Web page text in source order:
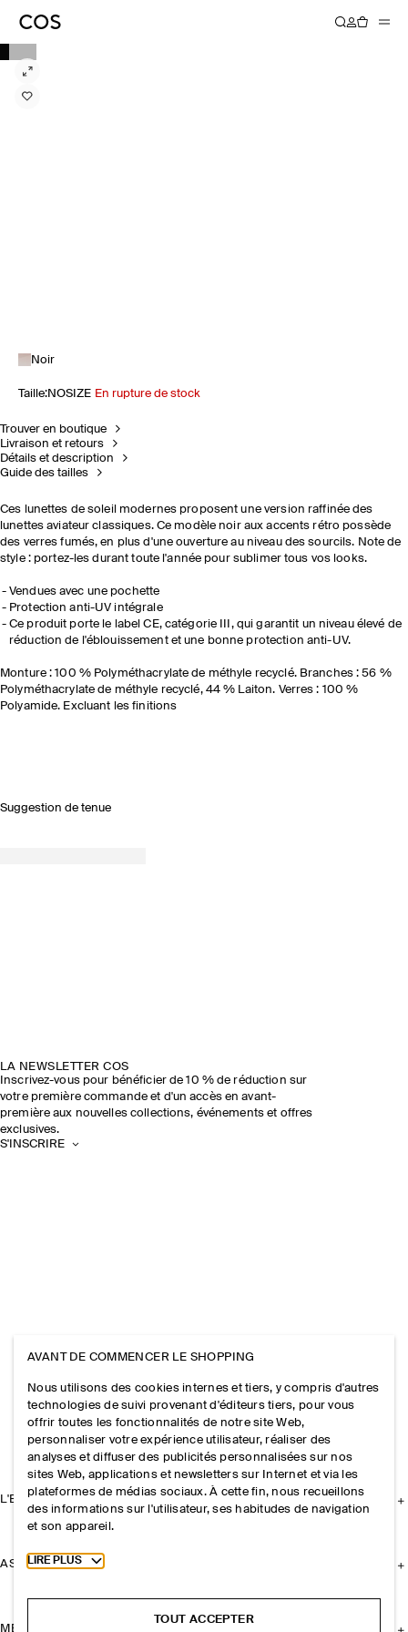
Noir
Taille:NOSIZE En rupture de stock
Trouver en boutique
Livraison et retours
Détails et description
Guide des tailles
Ces lunettes de soleil modernes proposent une version raffinée des
lunettes aviateur classiques. Ce modèle noir aux accents rétro possède
des verres fumés, en plus d'une ouverture au niveau des sourcils. Note de
style : portez-les durant toute l'année pour sublimer tous vos looks.
Vendues avec une pochette
Protection anti-UV intégrale
Ce produit porte le label CE, catégorie III, qui garantit un niveau élevé de
réduction de l'éblouissement et une bonne protection anti-UV.
Monture : 100 % Polyméthacrylate de méthyle recyclé. Branches : 56 %
Polyméthacrylate de méthyle recyclé, 44 % Laiton. Verres : 100 %
Polyamide. Excluant les finitions
Suggestion de tenue
LA NEWSLETTER COS
Inscrivez-vous pour bénéficier de 10 % de réduction sur
votre première commande et d'un accès en avant-
première aux nouvelles collections, événements et offres
exclusives.
S'INSCRIRE
L'ENTREPRISE
ASSISTANCE
MENTIONS LÉGALES
AVANT DE COMMENCER LE SHOPPING
Nous utilisons des cookies internes et tiers, y compris d'autres
technologies de suivi provenant d'éditeurs tiers, pour vous
offrir toutes les fonctionnalités de notre site Web,
personnaliser votre expérience utilisateur, réaliser des
analyses et diffuser des publicités personnalisées sur nos
sites Web, applications et newsletters sur Internet et via les
plateformes de médias sociaux. À cette fin, nous recueillons
des informations sur l'utilisateur, ses habitudes de navigation
et son appareil.
Toggle more cookie information
LIRE PLUS
TOUT ACCEPTER